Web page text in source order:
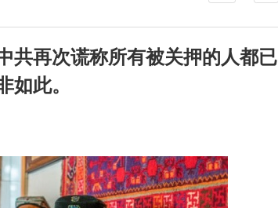
共再次谎称所有被关押的人都已
此。